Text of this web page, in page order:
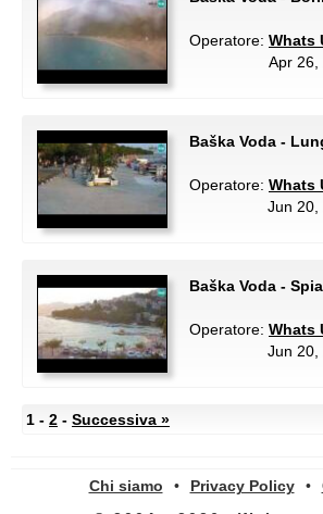
Operatore: Whats
Apr 26,
Baška Voda -
Operatore: Whats
Jun 20,
Baška Voda -
Operatore: Whats
Jun 20,
1 - 2 - Successiva »
Chi siamo • Privacy Policy •